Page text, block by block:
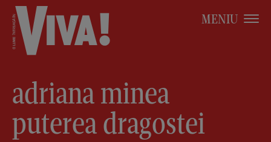
MENIU
adriana minea
puterea dragostei